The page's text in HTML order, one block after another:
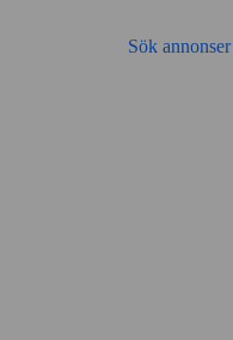
Sök annonser